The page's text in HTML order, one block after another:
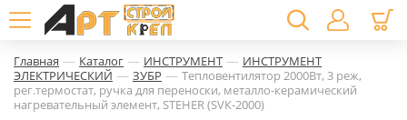
Главная — Каталог — ИНСТРУМЕНТ — ИНСТРУМЕНТ
ЭЛЕКТРИЧЕСКИЙ — ЗУБР — Тепловентилятор 2000Вт, 3 реж,
рег.термостат, ручка для переноски, металло-керамический
нагревательный элемент, STEHER (SVК-2000)